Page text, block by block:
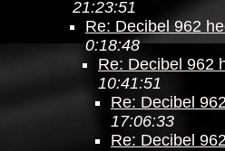
21:23:51
Re: Decibel 962
0:18:48
Re: Decibel 962
10:41:51
Re: Decibel
17:06:33
Re: Decibel